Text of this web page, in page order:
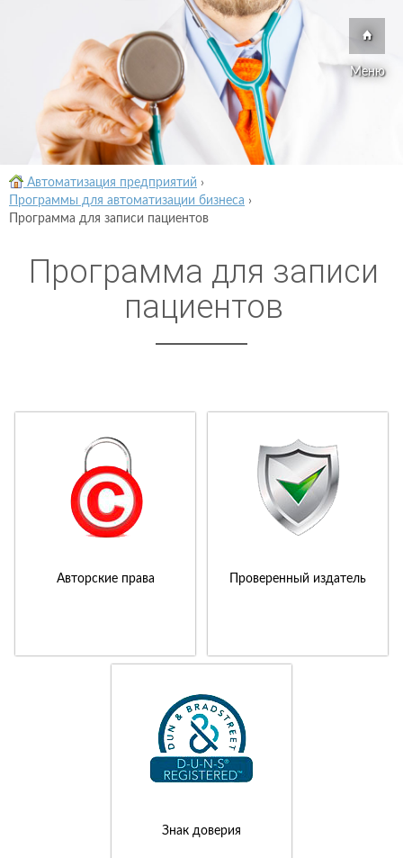
Меню
Автоматизация предприятий ›
Программы для автоматизации бизнеса ›
Программа для записи пациентов
Программа для записи
пациентов
Авторские права Проверенный издатель
Знак доверия